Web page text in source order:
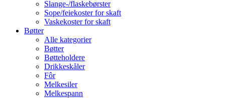
Slange-/flaskebørster
Sope/feiekoster for skaft
Vaskekoster for skaft
Bøtter
Alle kategorier
Bøtter
Bøtteholdere
Drikkeskåler
Fôr
Melkesiler
Melkespann